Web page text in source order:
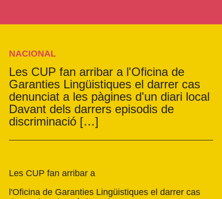
NACIONAL
Les CUP fan arribar a l'Oficina de
Garanties Lingüistiques el darrer cas
denunciat a les pàgines d'un diari local
Davant dels darrers episodis de
discriminació […]
Les CUP fan arribar a
l'Oficina de Garanties Lingüistiques el darrer cas